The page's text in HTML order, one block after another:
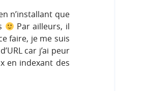
n’installant que
Par ailleurs, il
faire, je me suis
car j’ai peur
en indexant des